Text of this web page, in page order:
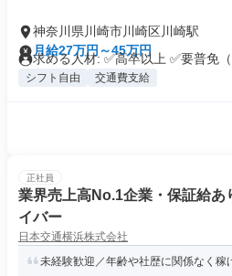
神奈川県川崎市川崎区川崎駅
月給27万円～45万円
求める人材: ✅️高卒以上 ✅️要普免
シフト自由 交通費支給
正社員
業界売上高No.1企業・保証給あ
イバー
日本交通横浜株式会社
未経験歓迎／年齢や社歴に関係なく稼